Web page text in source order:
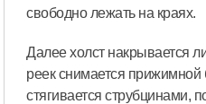
свободно лежать на краях.
Далее холст накрывается
реек снимается прижимной
стягивается струбцинами,